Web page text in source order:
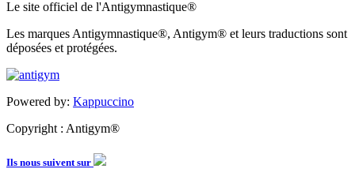
Le site officiel de l'Antigymnastique®
Les marques Antigymnastique®, Antigym® et leurs traductions sont
déposées et protégées.
Powered by: Kappuccino
Copyright : Antigym®
Ils nous suivent sur